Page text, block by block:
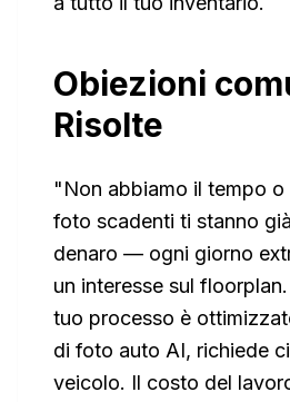
Obiezioni
Risolte
"Non abbiamo il tempo
foto scadenti ti stanno
denaro — ogni giorno
un interesse sul
tuo processo è
di foto auto AI, richiede
veicolo. Il costo del